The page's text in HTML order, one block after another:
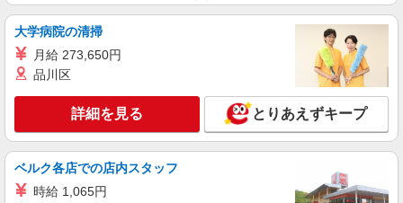
愛知県岡崎市
キープ 詳細を見る
派遣社員
株式会社綜合キャリアオプション（1314VJ0805G54★87-S-T3）
手の平サイズ部品の機械セット/日払いOK
※時間外・深夜手当含む 交通費：既定支給
大学病院の清掃
月給 273,650円
品川区
詳細を見る とりあえずキープ
ベルク各店での店内スタッフ
時給 1,065円